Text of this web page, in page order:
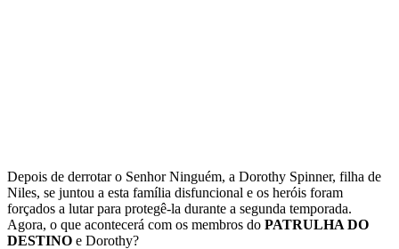
Depois de derrotar o Senhor Ninguém, a Dorothy Spinner, filha de
Niles, se juntou a esta família disfuncional e os heróis foram
forçados a lutar para protegê-la durante a segunda temporada.
Agora, o que acontecerá com os membros do PATRULHA DO
DESTINO e Dorothy?